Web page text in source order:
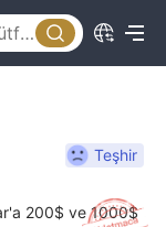
Teşhir
200$ ve 1000$